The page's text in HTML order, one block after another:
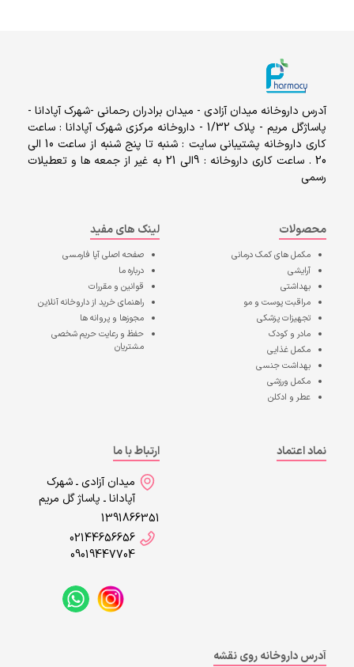
آدرس داروخانه میدان آزادی - میدان برادران رحمانی -شهرک آپادانا -
پاساژگل مریم - پلاک 1/32 - داروخانه مرکزی شهرک آپادانا : ساعت
کاری داروخانه پشتیبانی سایت : شنبه تا پنج شنبه از ساعت 10 الی
20 . ساعت کاری داروخانه : 9الی 21 به غیر از جمعه ها و تعطیلات
رسمی
محصولات
مکمل های کمک درمانی
آرایشی
بهداشتی
مراقبت پوست و مو
تجهیزات پزشکی
مادر و کودک
مکمل غذایی
بهداشت جنسی
مکمل ورزشی
عطر و ادکلن
لینک های مفید
صفحه اصلیآپا فارمسی
درباره ما
قوانین و مقررات
راهنمای خرید از داروخانه آنلاین
مجوزها و پروانه ها
حفظ و رعایت حریم شخصی
مشتریان
نماد اعتماد
ارتباط با ما
میدان آزادی ـ شهرک
آپادانا ـ پاساژ گل مریم
1391866351
02144656656
09019447704
آدرس داروخانه روی نقشه